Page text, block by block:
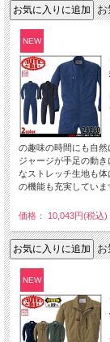
お
NEW
の趣味の時間にも自
ジャージが手足の動
なストレッチ生地も
の機能も充実していま
価格： 10,043円(税込)
お
NEW